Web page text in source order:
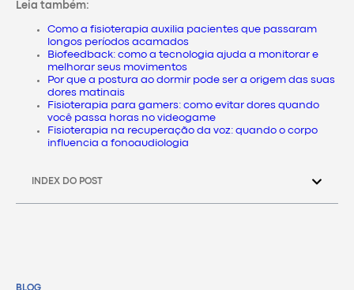
Leia também:
Como a fisioterapia auxilia pacientes que passaram
longos períodos acamados
Biofeedback: como a tecnologia ajuda a monitorar e
melhorar seus movimentos
Por que a postura ao dormir pode ser a origem das suas
dores matinais
Fisioterapia para gamers: como evitar dores quando
você passa horas no videogame
Fisioterapia na recuperação da voz: quando o corpo
influencia a fonoaudiologia
INDEX DO POST